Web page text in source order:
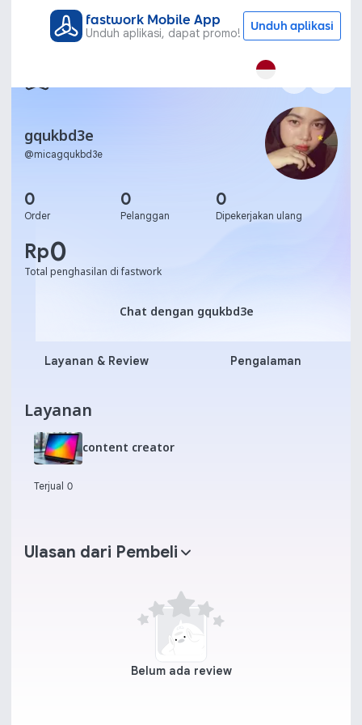
fastwork Mobile App
Unduh aplikasi, dapat promo! Unduh aplikasi
gqukbd3e
@micagqukbd3e
0
Order
0
Pelanggan
0
Dipekerjakan ulang
Rp0
Total penghasilan di fastwork
Chat dengan gqukbd3e
Chat dengan gqukbd3e
Layanan & Review Pengalaman
Layanan
content creator
Terjual 0
Ulasan dari Pembeli
Belum ada review